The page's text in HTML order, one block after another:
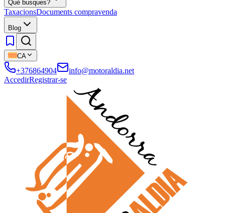
Què busques?
TaxacionsDocuments compravenda
Blog
CA
+376864904
info@motoraldia.net
AccedirRegistrar-se